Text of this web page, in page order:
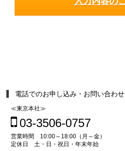
電話でのお申し込み・お問い合わせ
≪東京本社≫
03-3506-0757
営業時間 10:00～18:00（月～金）
定休日 土・日・祝日・年末年始